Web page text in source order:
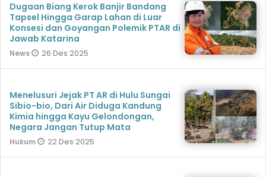
Dugaan Biang Kerok Banjir Bandang
Tapsel Hingga Garap Lahan di Luar
Konsesi dan Goyangan Polemik PTAR di
Jawab Katarina
News 26 Des 2025
Menelusuri Jejak PT AR di Hulu Sungai
Sibio-bio, Dari Air Diduga Kandung
Kimia hingga Kayu Gelondongan,
Negara Jangan Tutup Mata
Hukum 22 Des 2025